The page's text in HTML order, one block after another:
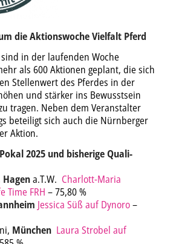
die Aktionswoche Vielfalt Pferd
in der laufenden Woche
als 600 Aktionen geplant, die sich
Stellenwert des Pferdes in der
und stärker ins Bewusstsein
tragen. Neben dem Veranstalter
beteiligt sich auch die Nürnberger
Aktion.
2025 und bisherige Quali-
Hagena.T.W. Charlott-Maria
Time FRH – 75,80 %
Jessica Süß auf Dynoro–
München Laura Strobel auf